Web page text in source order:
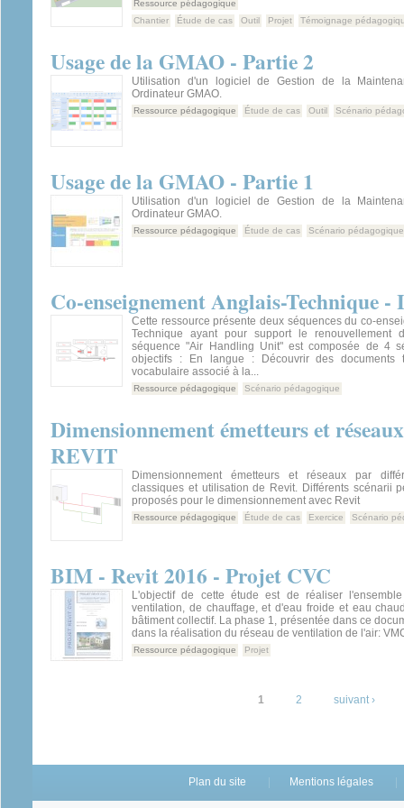
Ressource pédagogique
Chantier
Étude de cas Outil Projet Témoignage
Usage de la GMAO - Partie 2
Utilisation d'un logiciel de Gestion de la
Ordinateur GMAO.
Ressource pédagogique Étude de cas Outil Scénario
Usage de la GMAO - Partie 1
Utilisation d'un logiciel de Gestion de la
Ordinateur GMAO.
Ressource pédagogique Étude de cas Scénario pédagogique
Co-enseignement Anglais-Technique
Cette ressource présente deux séquences du co-
Technique ayant pour support le renouvellement
séquence "Air Handling Unit" est composée de 4
objectifs : En langue : Découvrir des documents
vocabulaire associé à la...
Ressource pédagogique Scénario pédagogique
Dimensionnement émetteurs et
REVIT
Dimensionnement émetteurs et réseaux par
classiques et utilisation de Revit. Différents scénarii
proposés pour le dimensionnement avec Revit
Ressource pédagogique Étude de cas Exercice Scénario
BIM - Revit 2016 - Projet CVC
L'objectif de cette étude est de réaliser
ventilation, de chauffage, et d'eau froide et eau
bâtiment collectif. La phase 1, présentée dans ce
dans la réalisation du réseau de ventilation de l'air:
Ressource pédagogique Projet
1 2 suivant ›
Plan du site Mentions légales